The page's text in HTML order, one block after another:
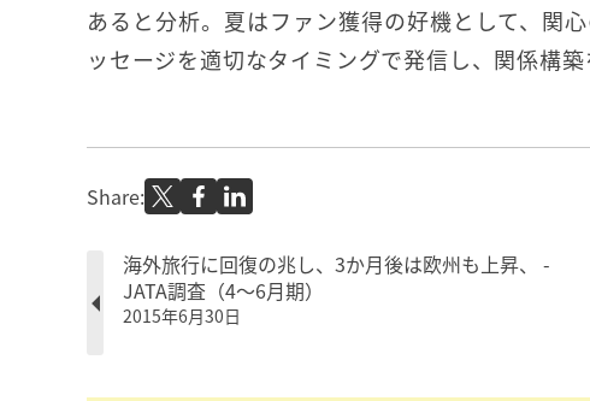
あると分析。夏はファン獲得の好機として、関
ッセージを適切なタイミングで発信し、関係構
Share:
海外旅行に回復の兆し、3か月後は欧州も上昇、 -
JATA調査（4～6月期）
2015年6月30日